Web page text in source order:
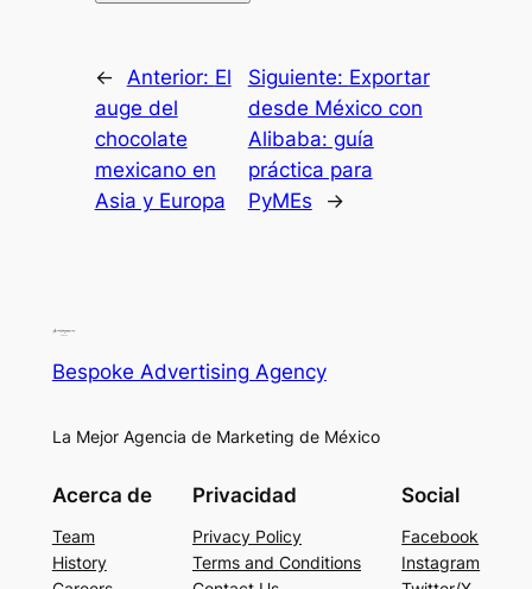
← Anterior: El
auge del
chocolate
mexicano en
Asia y Europa
Siguiente: Exportar
desde México con
Alibaba: guía
práctica para
PyMEs
→
Bespoke Advertising Agency
La Mejor Agencia de Marketing de México
Acerca de
Team
History
Privacidad
Privacy Policy
Terms and Conditions
Social
Facebook
Instagram